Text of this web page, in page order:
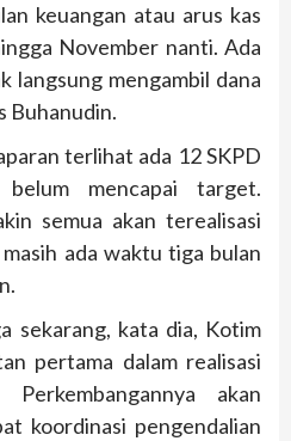
keuangan atau arus kas
November nanti. Ada
langsung mengambil dana
Buhanudin.
terlihat ada 12 SKPD
belum mencapai target.
semua akan terealisasi
ada waktu tiga bulan
sekarang, kata dia, Kotim
pertama dalam realisasi
akan
koordinasi pengendalian